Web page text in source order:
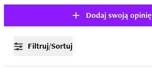
Dodaj swoją opinię
Filtruj/Sortuj